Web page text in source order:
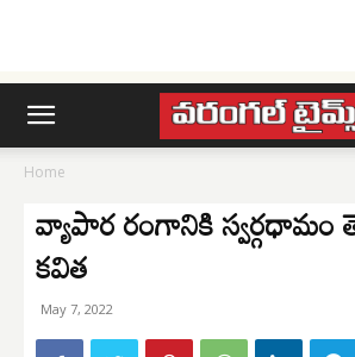
Home
వ్యాపార రంగానికి స్వర్గధామం
కవిత
May 7, 2022